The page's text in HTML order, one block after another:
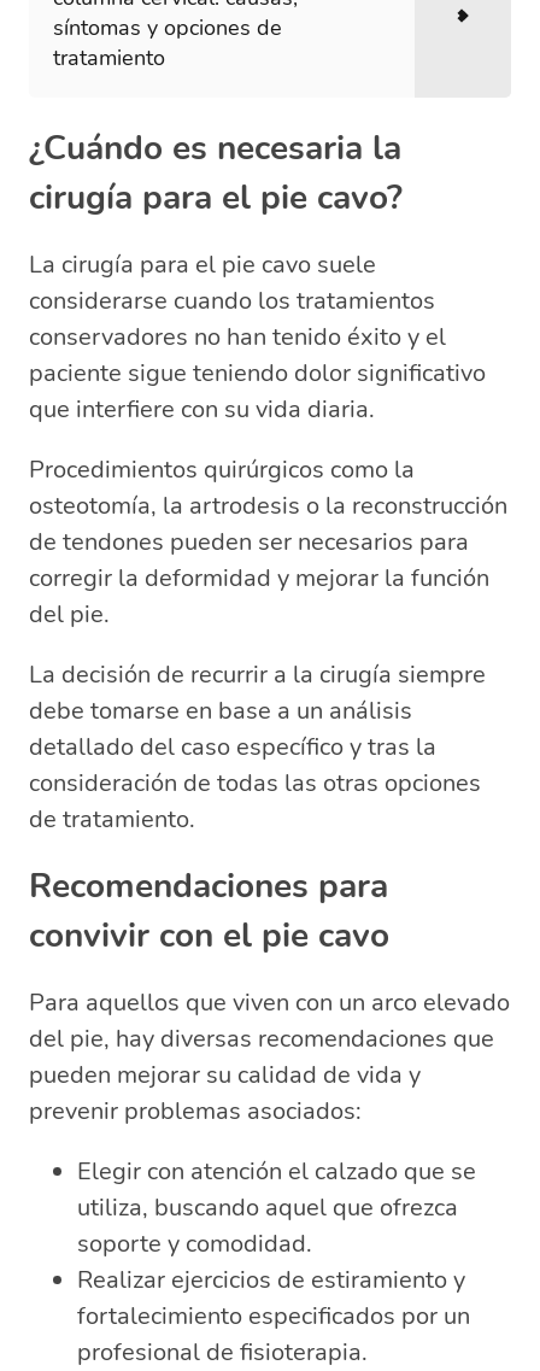
síntomas y opciones de
tratamiento
¿Cuándo es necesaria la
cirugía para el pie cavo?
La cirugía para el pie cavo suele
considerarse cuando los tratamientos
conservadores no han tenido éxito y el
paciente sigue teniendo dolor significativo
que interfiere con su vida diaria.
Procedimientos quirúrgicos como la
osteotomía, la artrodesis o la reconstrucción
de tendones pueden ser necesarios para
corregir la deformidad y mejorar la función
del pie.
La decisión de recurrir a la cirugía siempre
debe tomarse en base a un análisis
detallado del caso específico y tras la
consideración de todas las otras opciones
de tratamiento.
Recomendaciones para
convivir con el pie cavo
Para aquellos que viven con un arco elevado
del pie, hay diversas recomendaciones que
pueden mejorar su calidad de vida y
prevenir problemas asociados:
Elegir con atención el calzado que se
utiliza, buscando aquel que ofrezca
soporte y comodidad.
Realizar ejercicios de estiramiento y
fortalecimiento especificados por un
profesional de fisioterapia.